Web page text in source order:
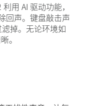
用 AI 驱动功能，
回声。键盘敲击声
掉。无论环境如
。